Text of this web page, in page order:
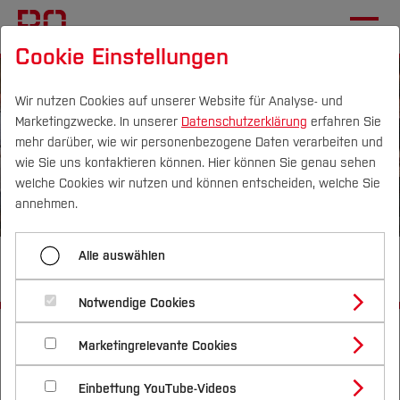
Campus Personen DE|EN Quicklinks
Studium
Studienangebote
Bachelorstudiengänge
Masterstudiengänge
Vor dem Studium
Bewerben & Einschreiben
Bewerbungsportal
Im Studium
Studienbüros und Prüfungen
Nach dem Studium
Forschung & Transfer
Profil
Forschungs- und Transferprofil
Schwerpunkte (FuT)
Beratung & Förderung
Nachhaltigkeit
Nachhaltigkeit studieren
International
Bleiben wir in Verbindung!
Startseite
Studium
Nach dem Studium
Alumni-Netzwerke
Willkommen
Cookie Einstellungen
Wir nutzen Cookies auf unserer Website für Analyse- und
Marketingzwecke. In unserer Datenschutzerklärung erfahren Sie
mehr darüber, wie wir personenbezogene Daten verarbeiten und
wie Sie uns kontaktieren können. Hier können Sie genau sehen
welche Cookies wir nutzen und können entscheiden, welche Sie
annehmen.
Alle auswählen
Notwendige Cookies
Marketingrelevante Cookies
Einbettung YouTube-Videos